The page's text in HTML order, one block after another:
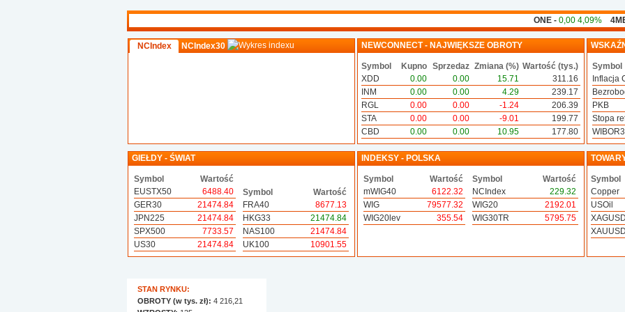
0,00 4,09%4MB -
NCIndex NCIndex30 NEWCONNECT - NAJWIĘKSZE OBROTY
Symbol Kupno Sprzedaz Zmiana (%) Wartość (tys.)
XDD
0.00 0.00 15.71
311.16
INM
0.00 0.00 4.29
239.17
RGL
0.00 0.00 -1.24
206.39
STA
0.00 0.00 -9.01
199.77
CBD
0.00 0.00 10.95 177.80
Symbol
Inflacja
PKB
Stopa
GIEŁDY - ŚWIAT
Symbol
Wartość
EUSTX50
6488.40
GER30
21474.84
JPN225
21474.84
SPX500
7733.57
US30
21474.84
Symbol
Wartość
FRA40
8677.13
HKG33
21474.84
NAS100
21474.84
UK100
10901.55
INDEKSY - POLSKA
Symbol
Wartość
mWIG40
6122.32
WIG
79577.32
WIG20lev
355.54
Symbol
Wartość
NCIndex
229.32
WIG20
2192.01
WIG30TR
5795.75
Symbol
Copper
USOil
XAGUSD
XAUUSD
STAN RYNKU:
OBROTY (w tys. zł): 4 216,21